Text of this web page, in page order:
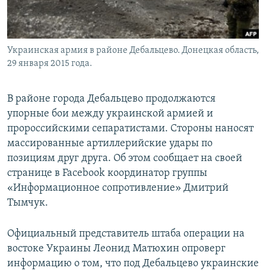
Հայերեն
English
Русский
Все сайты Радио Азатутюн
Украинская армия в районе Дебальцево. Донецкая область,
29 января 2015 года.
В районе города Дебальцево продолжаются
упорные бои между украинской армией и
пророссийскими сепаратистами. Стороны наносят
массированные артиллерийские удары по
позициям друг друга. Об этом сообщает на своей
странице в Facebook координатор группы
«Информационное сопротивление» Дмитрий
Тымчук.
Официальный представитель штаба операции на
востоке Украины Леонид Матюхин опроверг
информацию о том, что под Дебальцево украинские